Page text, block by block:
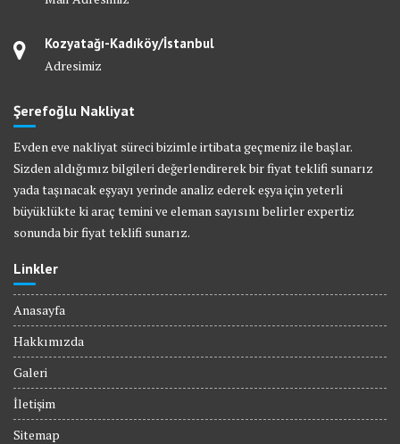
Kozyatağı-Kadıköy/İstanbul
Adresimiz
Şerefoğlu Nakliyat
Evden eve nakliyat süreci bizimle irtibata geçmeniz ile başlar.
Sizden aldığımız bilgileri değerlendirerek bir fiyat teklifi sunarız
yada taşınacak eşyayı yerinde analiz ederek eşya için yeterli
büyüklükte ki araç temini ve eleman sayısını belirler expertiz
sonunda bir fiyat teklifi sunarız.
Linkler
Anasayfa
Hakkımızda
Galeri
İletişim
Sitemap